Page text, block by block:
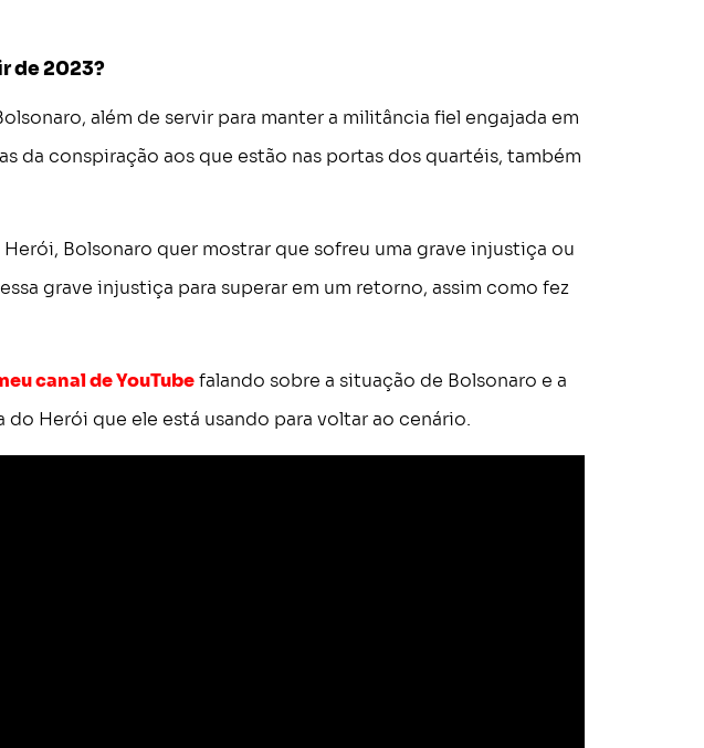
de 2023?
além de servir para manter a militância fiel engajada em
da conspiração aos que estão nas portas dos quartéis, também
Bolsonaro quer mostrar que sofreu uma grave injustiça ou
grave injustiça para superar em um retorno, assim como fez
canal de YouTubefalando sobre a situação de Bolsonaro e a
Herói que ele está usando para voltar ao cenário.